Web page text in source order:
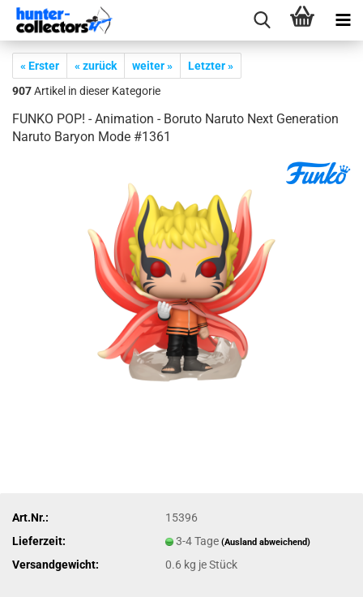
« Erster « zurück weiter »
Letzter »
907Artikel in dieser Kategorie
FUNKO POP! - Ani­ma­ti­on - Bo­ruto Na­ruto Next Ge­nera­ti­on
Na­ruto Ba­ry­on Mode #1361
Art.Nr.:
15396
Lieferzeit:
3-4 Tage(Ausland abweichend)
Versandgewicht: 0.6 kg je Stück